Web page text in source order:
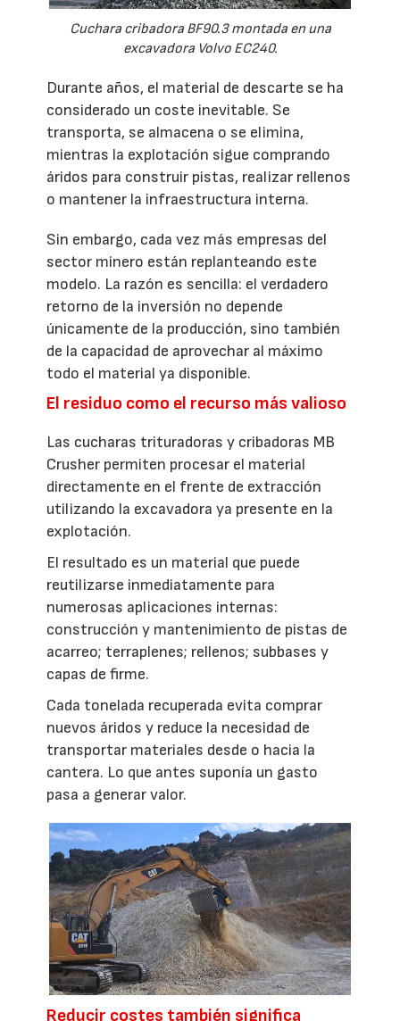
Cuchara cribadora BF90.3 montada en una
excavadora Volvo EC240.
Durante años, el material de descarte se ha
considerado un coste inevitable. Se
transporta, se almacena o se elimina,
mientras la explotación sigue comprando
áridos para construir pistas, realizar rellenos
o mantener la infraestructura interna.
Sin embargo, cada vez más empresas del
sector minero están replanteando este
modelo. La razón es sencilla: el verdadero
retorno de la inversión no depende
únicamente de la producción, sino también
de la capacidad de aprovechar al máximo
todo el material ya disponible.
El residuo como el recurso más valioso
Las cucharas trituradoras y cribadoras MB
Crusher permiten procesar el material
directamente en el frente de extracción
utilizando la excavadora ya presente en la
explotación.
El resultado es un material que puede
reutilizarse inmediatamente para
numerosas aplicaciones internas:
construcción y mantenimiento de pistas de
acarreo; terraplenes; rellenos; subbases y
capas de firme.
Cada tonelada recuperada evita comprar
nuevos áridos y reduce la necesidad de
transportar materiales desde o hacia la
cantera. Lo que antes suponía un gasto
pasa a generar valor.
Reducir costes también significa